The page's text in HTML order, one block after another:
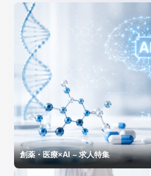
創薬・医療×AI – 求人特集